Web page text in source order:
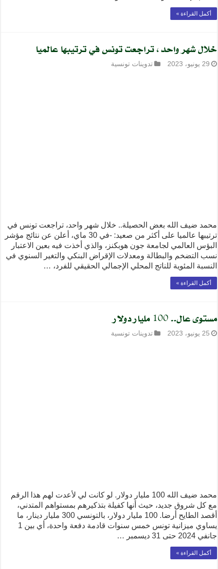
أكمل القراءة »
خلال شهر واحد، تراجعت تونس في ترتيبها عالميا
29 يونيو، 2023 تدوينات تونسية
محمد ضيف الله بعض الحصيلة.. خلال شهر واحد، تراجعت تونس في
ترتيبها عالميا على أكثر من صعيد: -في 30 ماي، أعلن عن نتائج مؤشر
البؤس العالمي لجامعة جون هوبكنز، والذي أخذت فيه بعين الاعتبار
نسب التضخم والبطالة ومعدلات الإقراض البنكي والتغير السنوي في
النسبة المئوية للناتج المحلي الإجمالي الحقيقي للفرد، …
أكمل القراءة »
مستوى عال.. 100 مليار دولار
25 يونيو، 2023 تدوينات تونسية
محمد ضيف الله 100 مليار دولار. لو كانت لي لأعدت لهم هذا الرقم
مع كل شروق جديد، حيث أنها كفيلة بتذكيرهم بمستواهم المتدني،
أقصد الطايح أرضا. 100 مليار دولار، بالتونسي 300 مليار دينار، ما
يساوي ميزانية تونس خمس سنوات قادمة دفعة واحدة، أي بين 1
جانفي 2024 حتى 31 ديسمبر …
أكمل القراءة »